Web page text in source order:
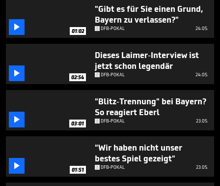
 01:02
"Gibt es für Sie einen Grund,
Bayern zu verlassen?"
DFB-POKAL 24.05.
 02:54
Dieses Laimer-Interview ist
jetzt schon legendär
DFB-POKAL 24.05.
 03:01
"Blitz-Trennung" bei Bayern?
So reagiert Eberl
DFB-POKAL 23.05.
 01:51
"Wir haben nicht unser
bestes Spiel gezeigt"
DFB-POKAL 23.05.